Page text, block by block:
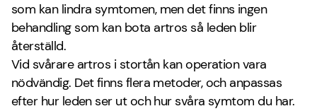
som kan lindra symtomen, men det finns ingen
behandling som kan bota artros så leden blir
återställd.
Vid svårare artros i stortån kan operation vara
nödvändig. Det finns flera metoder, och anpassas
efter hur leden ser ut och hur svåra symtom du har.